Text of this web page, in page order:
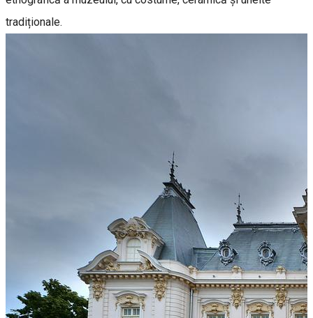
tradiționale.